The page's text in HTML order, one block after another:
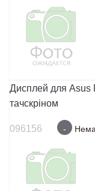
Дисплей для Asus
тачскріном
096156 -